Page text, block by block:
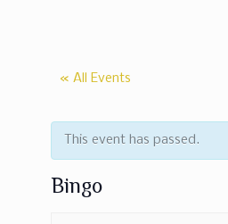
« All Events
This event has passed.
Bingo